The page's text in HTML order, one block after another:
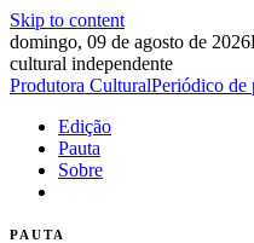
Skip to content
domingo, 09 de agosto de 2026
cultural independente
Produtora CulturalPeriódico de
Edição
Pauta
Sobre
PAUTA